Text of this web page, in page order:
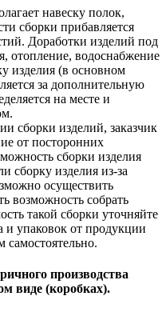
навеску полок,
сборки прибавляется
Доработки изделий под
отопление, водоснабжение
изделия (в основном
за дополнительную
на месте и
сборки изделий, заказчик
от посторонних
сборки изделия
сборку изделия из-за
осуществить
возможность собрать
такой сборки уточняйте
упаковок от продукции
самостоятельно.
производства
виде (коробках).